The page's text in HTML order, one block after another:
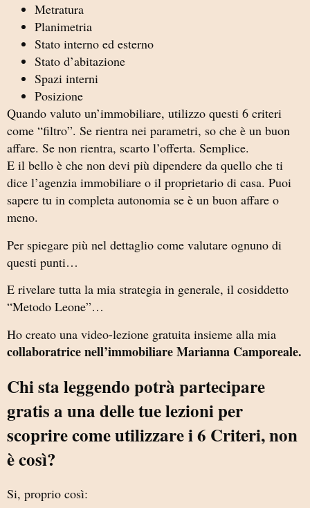
Metratura
Planimetria
Stato interno ed esterno
Stato d’abitazione
Spazi interni
Posizione
Quando valuto un’immobiliare, utilizzo questi 6 criteri
come “filtro”. Se rientra nei parametri, so che è un buon
affare. Se non rientra, scarto l’offerta. Semplice.
E il bello è che non devi più dipendere da quello che ti
dice l’agenzia immobiliare o il proprietario di casa. Puoi
sapere tu in completa autonomia se è un buon affare o
meno.
Per spiegare più nel dettaglio come valutare ognuno di
questi punti…
E rivelare tutta la mia strategia in generale, il cosiddetto
“Metodo Leone”…
Ho creato una video-lezione gratuita insieme alla mia
collaboratrice nell’immobiliare Marianna Camporeale.
Chi sta leggendo potrà partecipare
gratis a una delle tue lezioni per
scoprire come utilizzare i 6 Criteri, non
è così?
Si, proprio così: